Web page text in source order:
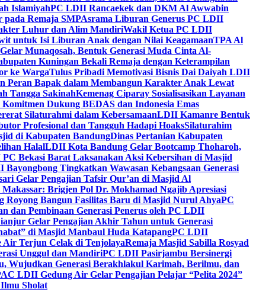
IslamiyahPC LDII Rancaekek dan DKM Al Awwabin
Remaja SMPAsrama Liburan Generus PC LDII
Luhur dan Alim MandiriWakil Ketua PC LDII
untuk Isi Liburan Anak dengan Nilai KeagamaanTPA Al
Munaqosah, Bentuk Generasi Muda Cinta Al-
Kuningan Bekali Remaja dengan Keterampilan
ke WargaTulus Pribadi Memotivasi Bisnis Dai Daiyah LDII
Peran Bapak dalam Membangun Karakter Anak Lewat
Tangga SakinahKemenag Ciparay Sosialisasikan Layanan
Dukung BEDAS dan Indonesia Emas
Silaturahmi dalam KebersamaanLDII Kamanre Bentuk
Profesional dan Tangguh Hadapi HoaksSilaturahim
di Kabupaten BandungDinas Pertanian Kabupaten
HalalLDII Kota Bandung Gelar Bootcamp Thoharoh,
Bekasi Barat Laksanakan Aksi Kebersihan di Masjid
Bayongbong Tingkatkan Wawasan Kebangsaan Generasi
Gelar Pengajian Tafsir Qur’an di Masjid Al
Brigjen Pol Dr. Mokhamad Ngajib Apresiasi
Royong Bangun Fasilitas Baru di Masjid Nurul AhyaPC
dan Pembinaan Generasi Penerus oleh PC LDII
Gelar Pengajian Akhir Tahun untuk Generasi
di Masjid Manbaul Huda KatapangPC LDII
Terjun Celak di TenjolayaRemaja Masjid Sabilla Rosyad
Unggul dan MandiriPC LDII Pasirjambu Bersinergi
Generasi Berakhlakul Karimah, Berilmu, dan
LDII Gedung Air Gelar Pengajian Pelajar “Pelita 2024”
Sholat